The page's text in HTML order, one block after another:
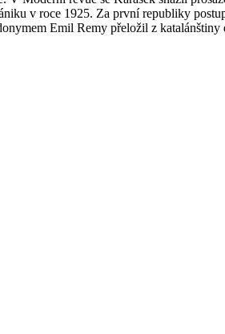
v roce 1925. Za první republiky
Emil Remy přeložil z